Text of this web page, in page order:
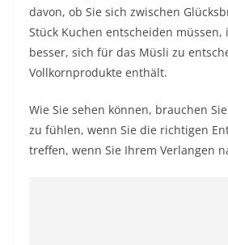
davon, ob Sie sich zwischen
Stück Kuchen entscheiden müssen,
besser, sich für das Müsli zu
Vollkornprodukte enthält.
Wie Sie sehen können, brauchen
zu fühlen, wenn Sie die richtigen
treffen, wenn Sie Ihrem Verlangen